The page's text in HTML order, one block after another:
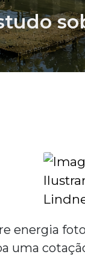
energia
uma